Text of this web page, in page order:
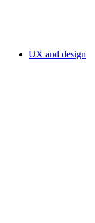
UX and design